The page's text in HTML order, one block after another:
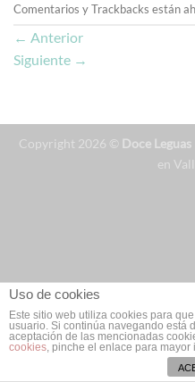
Comentarios y Trackbacks están
← Anterior
Siguiente →
Copyright 2026 © Doce Leguas
en
Uso de cookies
Este sitio web utiliza cookies para
usuario. Si continúa navegando está
aceptación de las mencionadas
cookies, pinche el enlace para mayor